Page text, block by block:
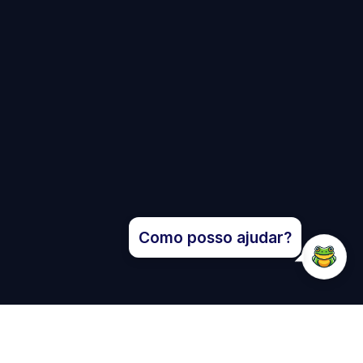
Como posso ajudar?